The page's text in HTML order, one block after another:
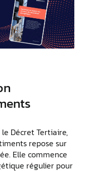
Décret Tertiaire,
repose sur
Elle commence
régulier pour